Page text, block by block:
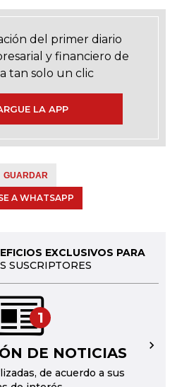
del primer diario
y financiero de
tan solo un clic
LA APP
GUARDAR
A WHATSAPP
EXCLUSIVOS PARA
SUSCRIPTORES
1
DE NOTICIAS
de acuerdo a sus
→